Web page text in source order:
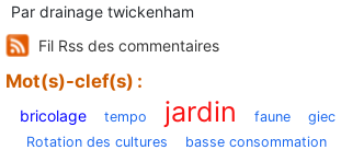
Par drainage twickenham
Fil Rss des commentaires
Mot(s)-clef(s) :
bricolage tempo jardin faune giec
Rotation des cultures
basse consommation